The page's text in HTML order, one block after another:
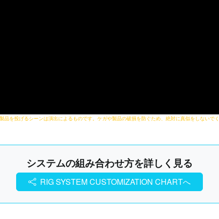
品を投げるシーンは演出によるものです。ケガや製品の破損を防ぐため、絶対に真似をしないでく
システムの組み合わせ方を詳しく見る
RIG SYSTEM CUSTOMIZATION CHARTへ